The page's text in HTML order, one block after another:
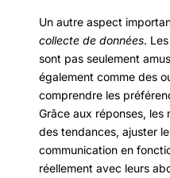
Un autre aspect
collecte de données.
sont pas seulement
également comme des
comprendre les
Grâce aux réponses,
des tendances, ajuster
communication en
réellement avec leurs